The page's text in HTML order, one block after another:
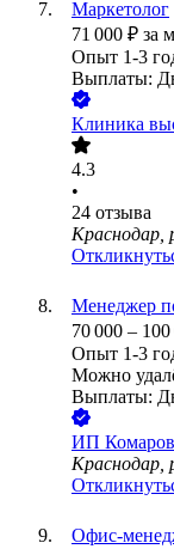
Маркетолог
71 000 ₽ за
Опыт 1-3
Выплаты:
Клиника
4.3
•
24 отзыва
Краснодар,
Менеджер
70 000 –
Опыт 1-3
Можно
Выплаты:
ИП
Краснодар,
Офис-